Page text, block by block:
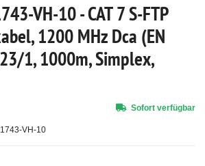
VH-10 - CAT 7 S-FTP
1200 MHz Dca (EN
1, 1000m, Simplex,
VH-10
Sofort verfügbar